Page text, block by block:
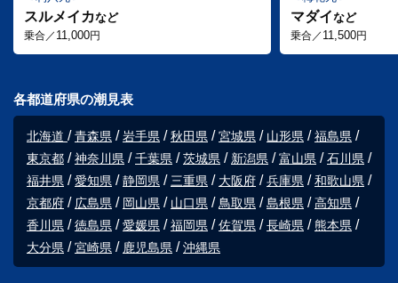
スルメイカなど
乗合／ 11,000円
マダイなど
乗合／ 11,500円
各都道府県の潮見表
北海道 青森県 岩手県 秋田県 宮城県 山形県
福島県
東京都
神奈川県 千葉県 茨城県 新潟県 富山県
石川県
福井県
愛知県 静岡県 三重県 大阪府 兵庫県
和歌山県
京都府
広島県 岡山県 山口県 鳥取県 島根県
高知県
香川県
徳島県 愛媛県 福岡県 佐賀県 長崎県
熊本県
大分県
宮崎県 鹿児島県 沖縄県